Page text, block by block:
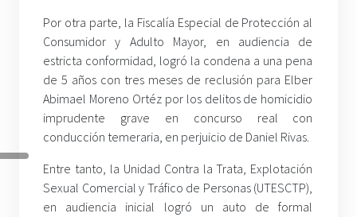
Por otra parte, la Fiscalía Especial de Protección al
Consumidor y Adulto Mayor, en audiencia de
estricta conformidad, logró la condena a una pena
de 5 años con tres meses de reclusión para Elber
Abimael Moreno Ortéz por los delitos de homicidio
imprudente grave en concurso real con
conducción temeraria, en perjuicio de Daniel Rivas.
Entre tanto, la Unidad Contra la Trata, Explotación
Sexual Comercial y Tráfico de Personas (UTESCTP),
en audiencia inicial logró un auto de formal